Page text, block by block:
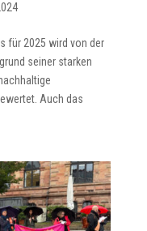
für 2025 wird von der
seiner starken
Auch das